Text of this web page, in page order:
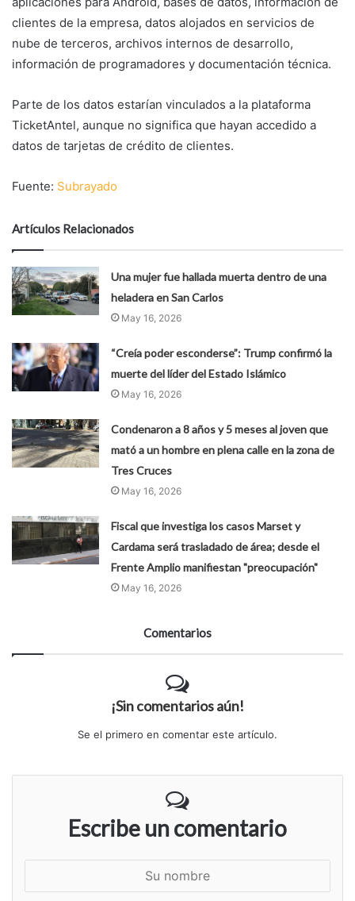
clientes de la empresa, datos alojados en servicios de
nube de terceros, archivos internos de desarrollo,
información de programadores y documentación técnica.
Parte de los datos estarían vinculados a la plataforma
TicketAntel, aunque no significa que hayan accedido a
datos de tarjetas de crédito de clientes.
Fuente: Subrayado
Artículos Relacionados
Una mujer fue hallada muerta dentro de una
heladera en San Carlos
May 16, 2026
“Creía poder esconderse”: Trump confirmó la
muerte del líder del Estado Islámico
May 16, 2026
Condenaron a 8 años y 5 meses al joven que
mató a un hombre en plena calle en la zona de
Tres Cruces
May 16, 2026
Fiscal que investiga los casos Marset y
Cardama será trasladado de área; desde el
Frente Amplio manifiestan "preocupación"
May 16, 2026
Comentarios
¡Sin comentarios aún!
Se el primero en comentar este artículo.
Escribe un comentario